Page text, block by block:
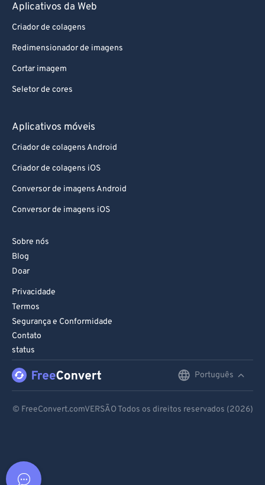
Aplicativos da Web
Criador de colagens
Redimensionador de imagens
Cortar imagem
Seletor de cores
Aplicativos móveis
Criador de colagens Android
Criador de colagens iOS
Conversor de imagens Android
Conversor de imagens iOS
Sobre nós
Blog
Doar
Privacidade
Termos
Segurança e Conformidade
Contato
status
Português
© FreeConvert.comVERSÃO Todos os direitos reservados (2026)